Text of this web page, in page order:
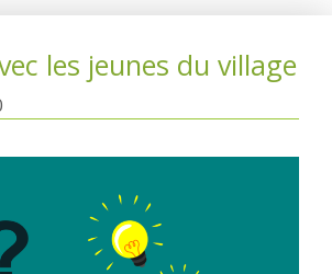
les jeunes du village